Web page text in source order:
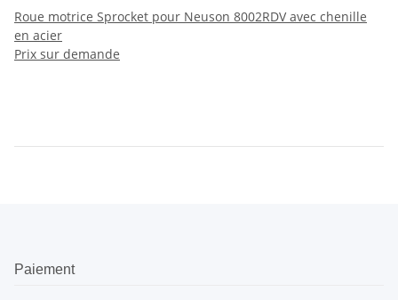
Roue motrice Sprocket pour Neuson 8002RDV avec chenille
en acier
Prix sur demande
Paiement